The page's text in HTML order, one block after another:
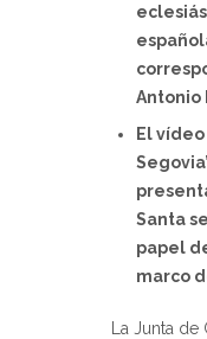
Antonio
El
Santa
papel
marco
La Junta